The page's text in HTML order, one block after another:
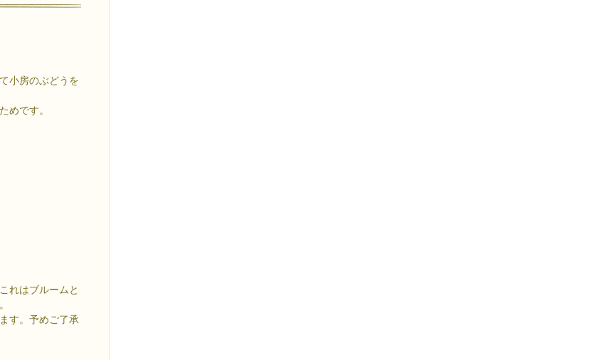
小房のぶどうを
めです。
れはブルームと
す。予めご了承